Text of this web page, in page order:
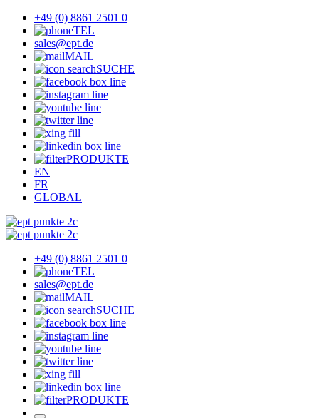
+49 (0) 8861 2501 0
TEL
sales@ept.de
MAIL
SUCHE
PRODUKTE
EN
FR
GLOBAL
+49 (0) 8861 2501 0
TEL
sales@ept.de
MAIL
SUCHE
PRODUKTE